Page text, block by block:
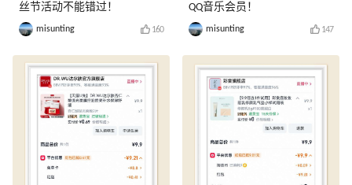
丝节活动不能错过！
misunting 160
QQ音乐会员！
misunting 147